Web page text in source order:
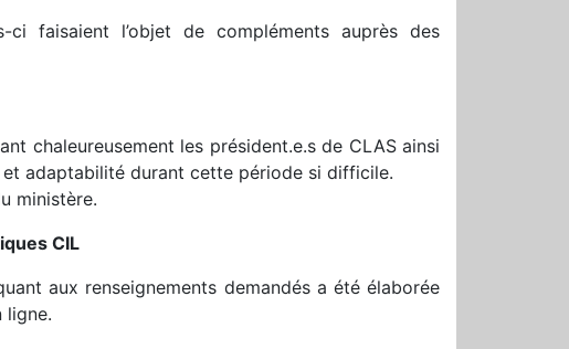
faisaient l’objet de compléments auprès des
chaleureusement les président.e.s de CLAS ainsi
adaptabilité durant cette période si difficile.
ministère.
CIL
aux renseignements demandés a été élaborée
ligne.